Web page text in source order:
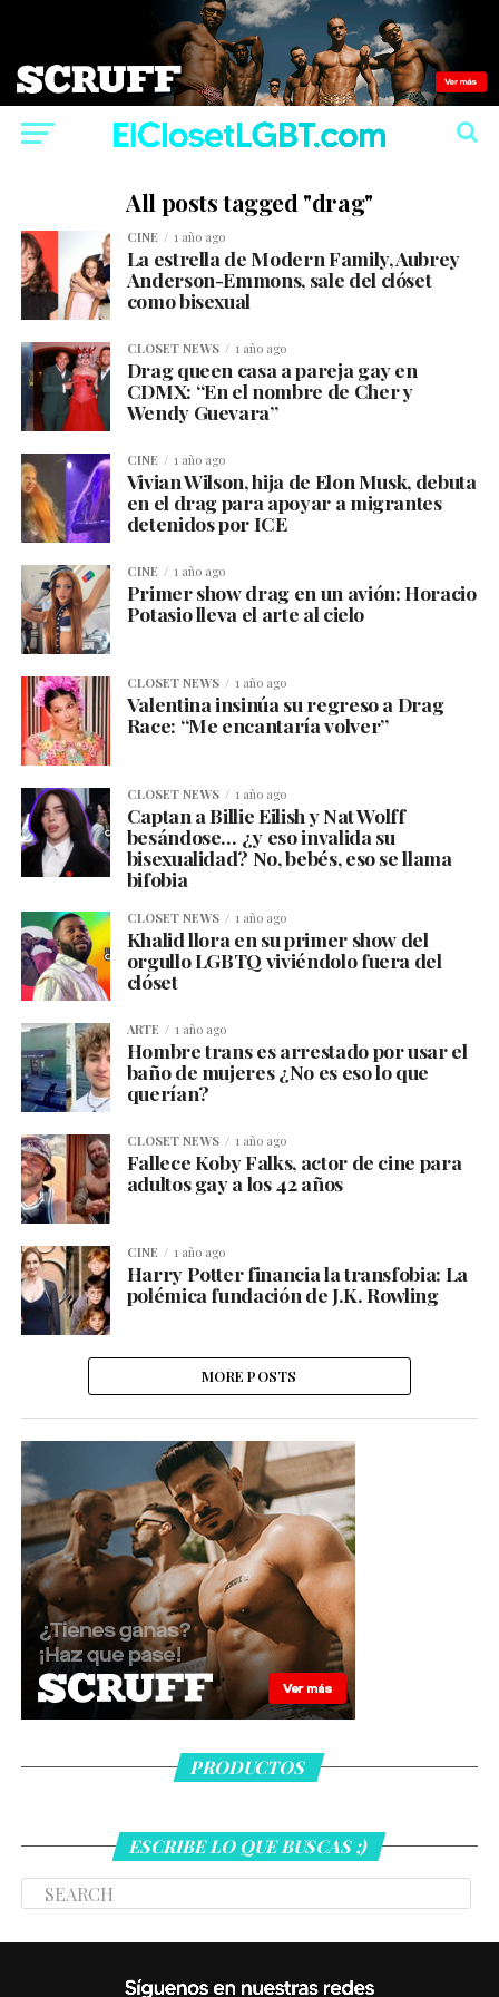
All posts tagged "drag"
CINE 1 año ago
La estrella de Modern Family, Aubrey
Anderson-Emmons, sale del clóset
como bisexual
CLOSET NEWS 1 año ago
Drag queen casa a pareja gay en
CDMX: “En el nombre de Cher y
Wendy Guevara”
CINE 1 año ago
Vivian Wilson, hija de Elon Musk, debuta
en el drag para apoyar a migrantes
detenidos por ICE
CINE 1 año ago
Primer show drag en un avión: Horacio
Potasio lleva el arte al cielo
CLOSET NEWS 1 año ago
Valentina insinúa su regreso a Drag
Race: “Me encantaría volver”
CLOSET NEWS 1 año ago
Captan a Billie Eilish y Nat Wolff
besándose… ¿y eso invalida su
bisexualidad? No, bebés, eso se llama
bifobia
CLOSET NEWS 1 año ago
Khalid llora en su primer show del
orgullo LGBTQ viviéndolo fuera del
clóset
ARTE 1 año ago
Hombre trans es arrestado por usar el
baño de mujeres ¿No es eso lo que
querían?
CLOSET NEWS 1 año ago
Fallece Koby Falks, actor de cine para
adultos gay a los 42 años
CINE 1 año ago
Harry Potter financia la transfobia: La
polémica fundación de J.K. Rowling
MORE POSTS
PRODUCTOS
ESCRIBE LO QUE BUSCAS ;)